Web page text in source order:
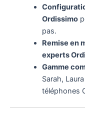
Ordissimo
pas.
Remise en
experts
Gamme
Sarah,
téléphones